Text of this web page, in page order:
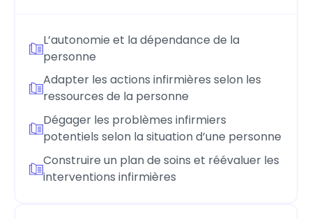
L’autonomie et la dépendance de la
personne
Adapter les actions infirmières selon les
ressources de la personne
Dégager les problèmes infirmiers
potentiels selon la situation d’une personne
Construire un plan de soins et réévaluer les
interventions infirmières